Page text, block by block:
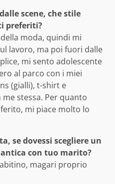
scene, che stile
preferiti?
moda, quindi mi
lavoro, ma poi fuori dalle
mi sento adolescente
al parco con i miei
(gialli), t-shirt e
stessa. Per quanto
mi piace molto lo
se dovessi scegliere un
con tuo marito?
magari proprio